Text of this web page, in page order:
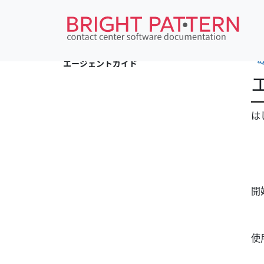
は
開
使
エージェントガイド